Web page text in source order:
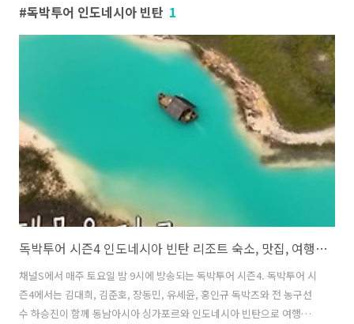
독박투어 인도네시아 빈탄 1
독박투어 시즌4 인도네시아 빈탄 리조트 숙소, 맛집, 여행코스 총정리
채널S에서 매주 토요일 밤 9시에 방송되는 독박투어 시즌4. 독박투어 시
즌4에서는 김대희, 김준호, 장동민, 유세윤, 홍인규 독박즈와 전 농구선
수 하승진이 함께 동남아시아 싱가포르와 인도네시아 빈탄으로 여행을